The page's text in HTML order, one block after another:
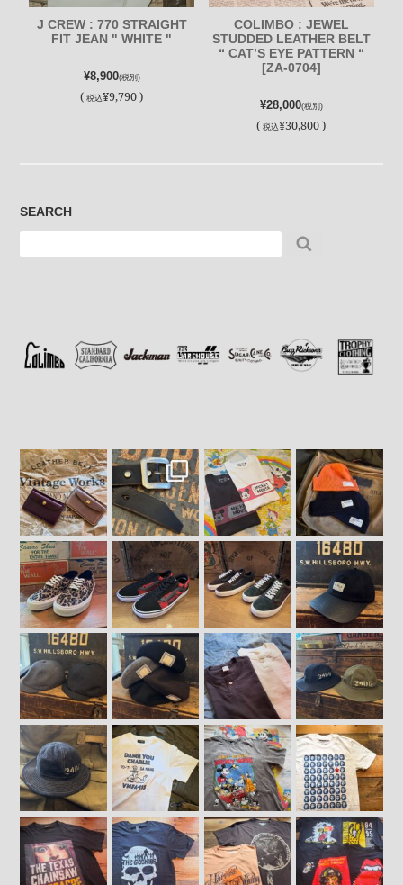
J CREW : 770 STRAIGHT
FIT JEAN " WHITE "
¥8,900(税別)
(税込¥9,790 )
COLIMBO : JEWEL
STUDDED LEATHER BELT
“ CAT’S EYE PATTERN “
[ZA-0704]
¥28,000(税別)
(税込¥30,800 )
SEARCH